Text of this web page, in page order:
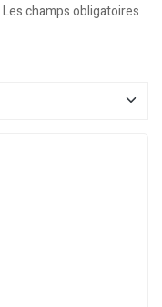
Les champs obligatoires